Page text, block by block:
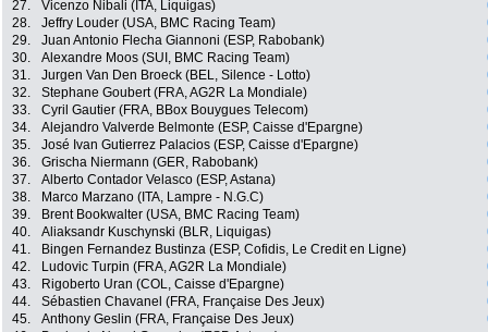
27.
Vicenzo Nibali (ITA, Liquigas)
28.
Jeffry Louder (USA, BMC Racing Team)
29.
Juan Antonio Flecha Giannoni (ESP, Rabobank)
30.
Alexandre Moos (SUI, BMC Racing Team)
31.
Jurgen Van Den Broeck (BEL, Silence - Lotto)
32.
Stephane Goubert (FRA, AG2R La Mondiale)
33.
Cyril Gautier (FRA, BBox Bouygues Telecom)
34.
Alejandro Valverde Belmonte (ESP, Caisse d'Epargne)
35.
José Ivan Gutierrez Palacios (ESP, Caisse d'Epargne)
36.
Grischa Niermann (GER, Rabobank)
37.
Alberto Contador Velasco (ESP, Astana)
38.
Marco Marzano (ITA, Lampre - N.G.C)
39.
Brent Bookwalter (USA, BMC Racing Team)
40.
Aliaksandr Kuschynski (BLR, Liquigas)
41.
Bingen Fernandez Bustinza (ESP, Cofidis, Le Credit en Ligne)
42.
Ludovic Turpin (FRA, AG2R La Mondiale)
43.
Rigoberto Uran (COL, Caisse d'Epargne)
44.
Sébastien Chavanel (FRA, Française Des Jeux)
45.
Anthony Geslin (FRA, Française Des Jeux)